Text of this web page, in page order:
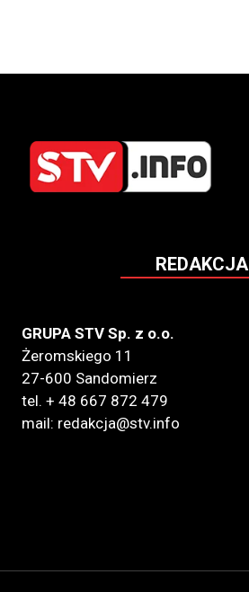
REDAKCJA
GRUPA STV Sp. z o.o.
Żeromskiego 11
27-600 Sandomierz
tel. + 48 667 872 479
mail: redakcja@stv.info